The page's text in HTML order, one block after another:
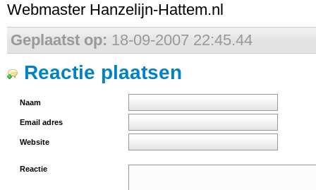
Webmaster Hanzelijn-Hattem.nl
Geplaatst op: 18-09-2007 22:45.44
Reactie plaatsen
Naam
Email adres
Website
Reactie